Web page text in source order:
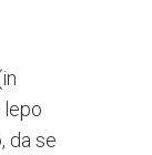
lepo
da se